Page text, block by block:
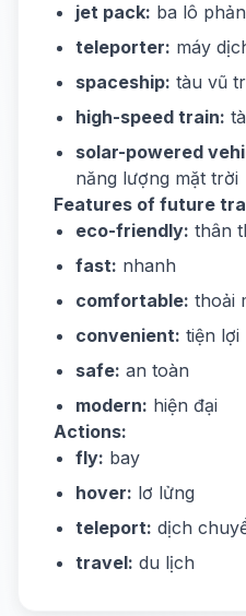
jet pack: ba lô
teleporter: máy
spaceship: tàu vũ
high-speed train:
solar-powered
năng lượng mặt trời
Features of future
eco-friendly: thân
fast: nhanh
comfortable: thoải
convenient: tiện lợi
safe: an toàn
modern: hiện đại
Actions:
fly: bay
hover: lơ lửng
teleport: dịch
travel: du lịch